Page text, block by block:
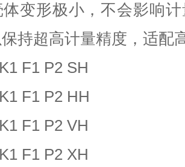
变形极小，不会影响
持超高计量精度，适配
F1 P2 SH‌
F1 P2 HH‌
F1 P2 VH‌
F1 P2 XH‌